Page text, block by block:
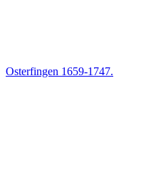
Osterfingen 1659-1747.